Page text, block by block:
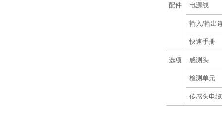
配件 电源线
输入/输出
快速手册
选项 感测头
检测单元
传感头电缆